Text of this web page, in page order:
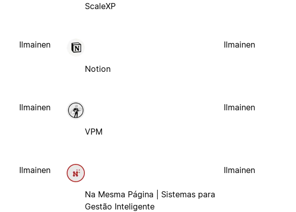
ScaleXP
Ilmainen
Notion
Ilmainen
Ilmainen
VPM
Ilmainen
Ilmainen
Na Mesma Página | Sistemas para
Gestão Inteligente
Ilmainen